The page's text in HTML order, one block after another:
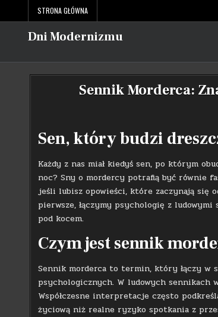
content
STRONA GŁÓWNA
Dni Modernizmu
Sennik Morderca:
Sen, który budzi
Każdy z nas miał kiedyś sen, po którym
noc? Sny o mordercy potrafią być równie
jeśli lubisz opowieści, które zaczynają się
pierwsze, łączymy psychologię z
pod kocem.
Czym jest sennik
Sennik morderca to termin, który łączy
psychologicznych. W ludowych sennikach
Współczesne interpretacje często
życiową niż realne ryzyko spotkania z